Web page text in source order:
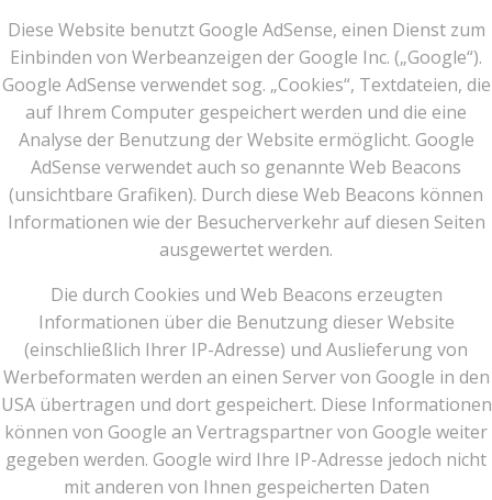
Diese Website benutzt Google AdSense, einen Dienst zum
Einbinden von Werbeanzeigen der Google Inc. („Google“).
Google AdSense verwendet sog. „Cookies“, Textdateien, die
auf Ihrem Computer gespeichert werden und die eine
Analyse der Benutzung der Website ermöglicht. Google
AdSense verwendet auch so genannte Web Beacons
(unsichtbare Grafiken). Durch diese Web Beacons können
Informationen wie der Besucherverkehr auf diesen Seiten
ausgewertet werden.
Die durch Cookies und Web Beacons erzeugten
Informationen über die Benutzung dieser Website
(einschließlich Ihrer IP-Adresse) und Auslieferung von
Werbeformaten werden an einen Server von Google in den
USA übertragen und dort gespeichert. Diese Informationen
können von Google an Vertragspartner von Google weiter
gegeben werden. Google wird Ihre IP-Adresse jedoch nicht
mit anderen von Ihnen gespeicherten Daten